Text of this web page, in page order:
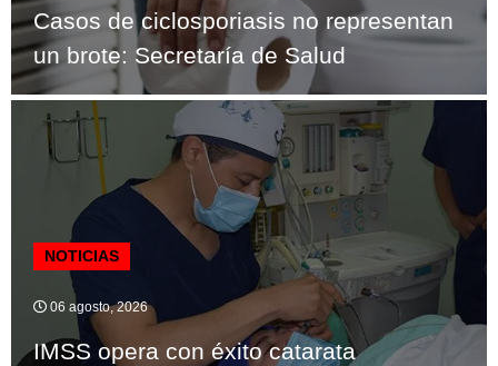
Casos de ciclosporiasis no representan
un brote: Secretaría de Salud
NOTICIAS
06 agosto, 2026
IMSS opera con éxito catarata